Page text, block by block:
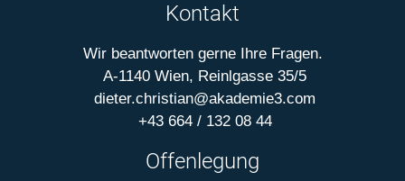
Kontakt
Wir beantworten gerne Ihre Fragen.
A-1140 Wien, Reinlgasse 35/5
dieter.christian@akademie3.com
+43 664 / 132 08 44
Offenlegung